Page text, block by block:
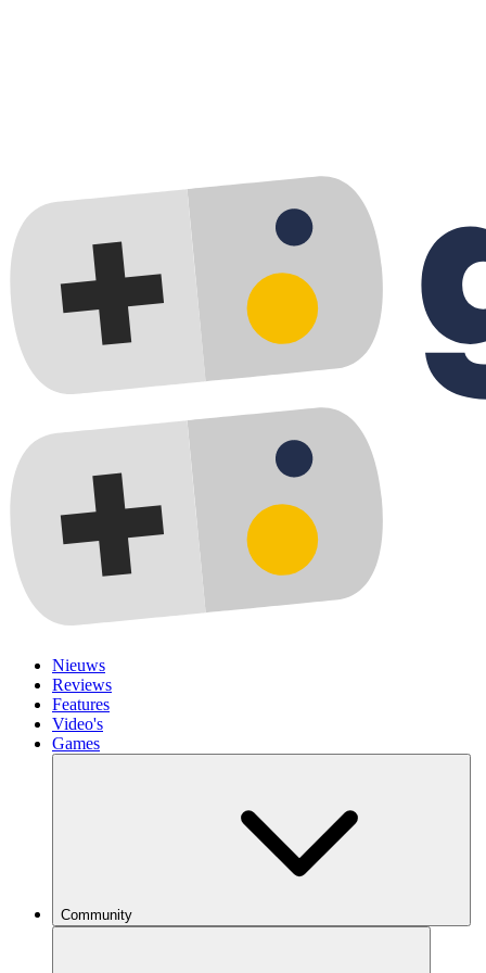
Nieuws
Reviews
Features
Video's
Games
Community